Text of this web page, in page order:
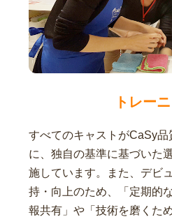
トレー
すべてのキャストがCaSy品
に、独自の基準に基づいた
施しています。また、デビ
持・向上のため、「定期的
報共有」や「技術を磨くた